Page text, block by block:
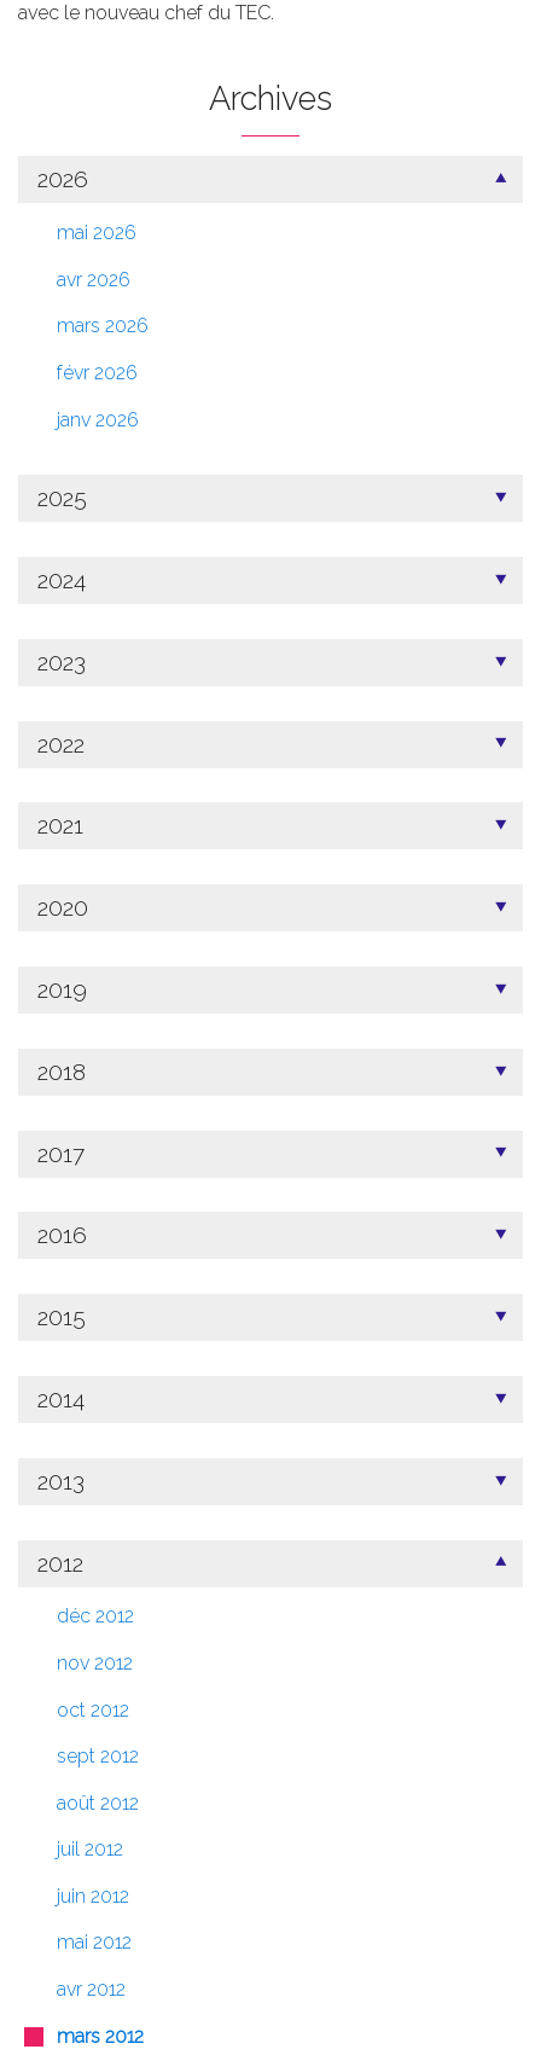
avec le nouveau chef du TEC.
Archives
2026
mai 2026
avr 2026
mars 2026
févr 2026
janv 2026
2025
2024
2023
2022
2021
2020
2019
2018
2017
2016
2015
2014
2013
2012
déc 2012
nov 2012
oct 2012
sept 2012
août 2012
juil 2012
juin 2012
mai 2012
avr 2012
mars 2012